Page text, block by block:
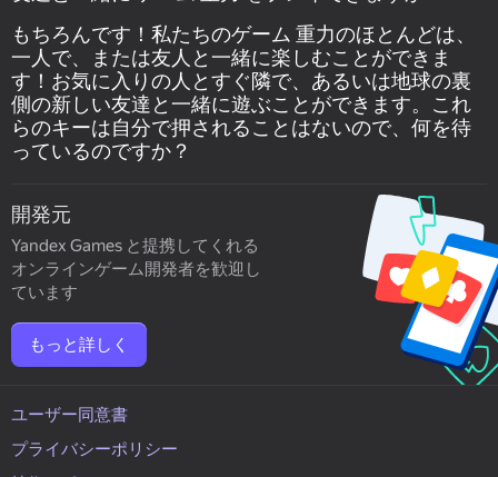
もちろんです！私たちのゲーム 重力のほとんどは、
一人で、または友人と一緒に楽しむことができま
す！お気に入りの人とすぐ隣で、あるいは地球の裏
側の新しい友達と一緒に遊ぶことができます。これ
らのキーは自分で押されることはないので、何を待
っているのですか？
開発元
Yandex Games と提携してくれる
オンラインゲーム開発者を歓迎し
ています
もっと詳しく
ユーザー同意書
プライバシーポリシー